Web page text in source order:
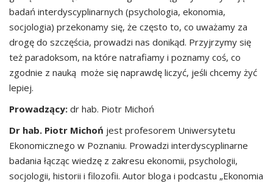
badań interdyscyplinarnych (psychologia, ekonomia,
socjologia) przekonamy się, że często to, co uważamy za
drogę do szczęścia, prowadzi nas donikąd. Przyjrzymy się
też paradoksom, na które natrafiamy i poznamy coś, co
zgodnie z nauką może się naprawdę liczyć, jeśli chcemy żyć
lepiej.
Prowadzący: dr hab. Piotr Michoń
Dr hab. Piotr Michoń jest profesorem Uniwersytetu
Ekonomicznego w Poznaniu. Prowadzi interdyscyplinarne
badania łącząc wiedzę z zakresu ekonomii, psychologii,
socjologii, historii i filozofii. Autor bloga i podcastu „Ekonomia